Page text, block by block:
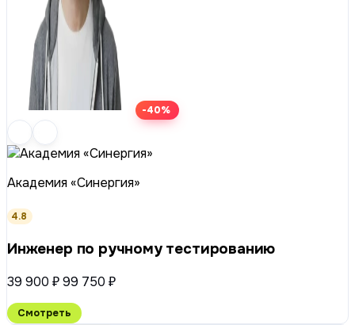
-40%
Академия «Синергия»
4.8
Инженер по ручному тестированию
39 900 ₽99 750 ₽
Смотреть